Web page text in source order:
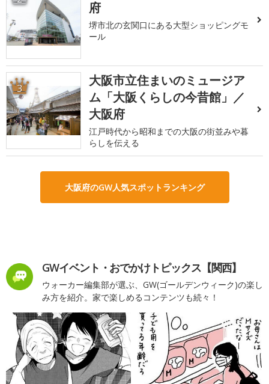
府
堺市北の玄関口にある大型ショッピングモ
ール
3
大阪市立住まいのミュージア
ム「大阪くらしの今昔館」／
大阪府
江戸時代から昭和までの大阪の街並みや暮
らしを伝える
大阪府のGW人気スポットランキング
GWイベント・おでかけトピックス【関西】
ウォーカー編集部が選ぶ、GW(ゴールデンウィーク)の楽し
み方を紹介。家で楽しめるコンテンツも続々！